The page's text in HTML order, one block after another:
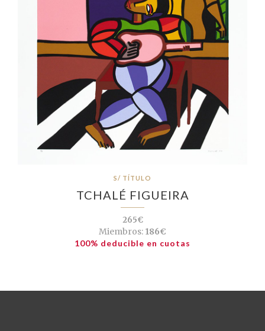
S/ TÍTULO
TCHALÉ FIGUEIRA
265€
Miembros: 186€
100% deducible en cuotas